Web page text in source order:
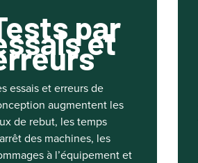
par
et
essais et erreurs de
augmentent les
de rebut, les temps
des machines, les
à l’équipement et